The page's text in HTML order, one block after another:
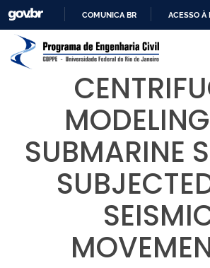
PARA
CONTEÚDO
COMUNICA BR ACESSO À
SUBMARINE